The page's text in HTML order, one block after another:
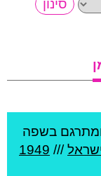
בשפה
///
1949